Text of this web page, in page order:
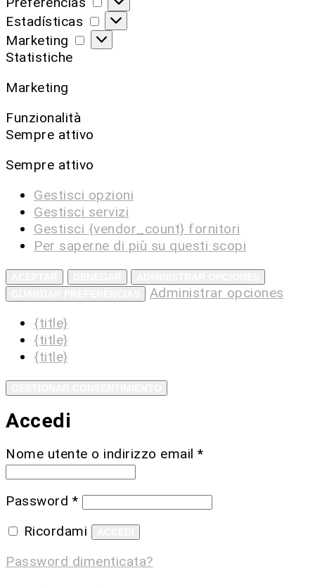
Estadísticas
Marketing
Statistiche
Marketing
Funzionalità
Sempre attivo
Sempre attivo
Gestisci opzioni
Gestisci servizi
Gestisci {vendor_count} fornitori
Per saperne di più su questi scopi
Administrar opciones
{title}
{title}
{title}
Accedi
Nome utente o indirizzo email *
Password *
Ricordami
Password dimenticata?